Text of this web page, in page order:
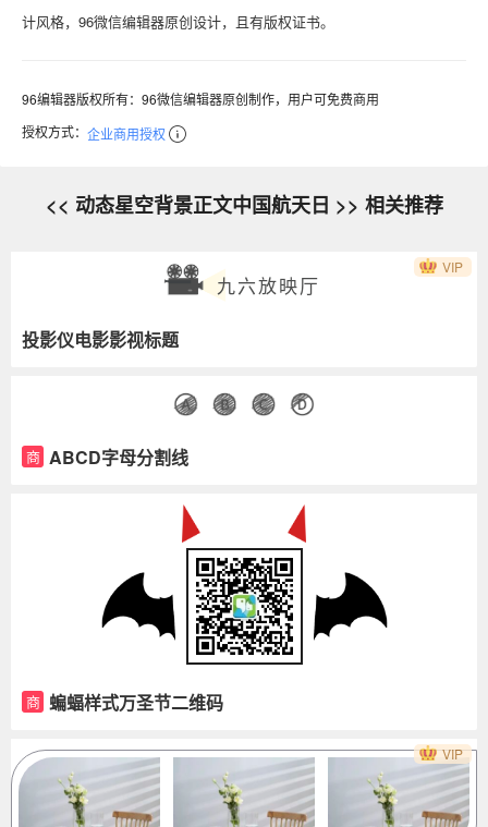
计风格，96微信编辑器原创设计，且有版权证书。
96编辑器版权所有：96微信编辑器原创制作，用户可免费商用
授权方式： 企业商用授权
<< 动态星空背景正文中国航天日 >> 相关推荐
九六放映厅
投影仪电影影视标题
VIP
商 ABCD字母分割线
商 蝙蝠样式万圣节二维码
VIP